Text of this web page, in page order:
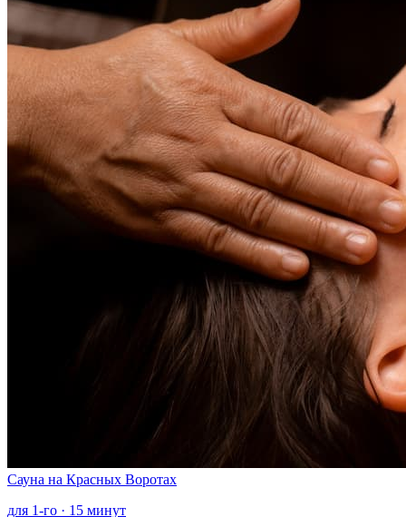
Сауна на Красных Воротах
для 1-го · 15 минут